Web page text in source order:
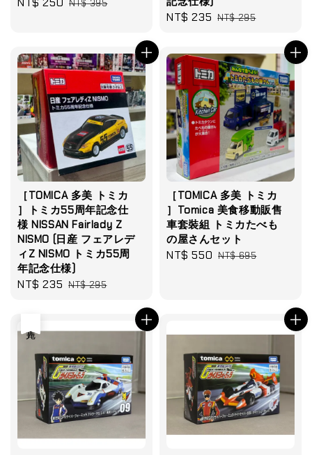
NT$ 395
Sale
NT$ 235 Regular
NT$ 295
［TOMICA 多美 トミカ
］トミカ55周年記念仕
様 NISSAN Fairlady Z
NISMO (日産 フェアレデ
ィZ NISMO トミカ55周
年記念仕様)
Sale
NT$ 235 Regular
NT$ 295
［TOMICA 多美 トミカ
］Tomica 美食移動販售
車套裝組 トミカたべも
の屋さんセット
Sale
NT$ 550 Regular
NT$ 695